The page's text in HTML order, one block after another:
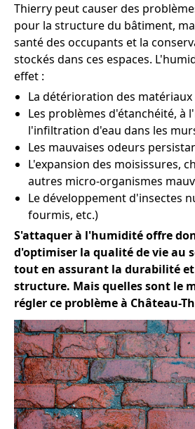
Thierry peut causer des
pour la structure du bâtiment,
santé des occupants et la
stockés dans ces espaces.
effet :
La détérioration des
Les problèmes d'étanchéité, à
l'infiltration d'eau dans les
Les mauvaises odeurs
L'expansion des moisissures,
autres micro-organismes
Le développement d'insectes
fourmis, etc.)
S'attaquer à l'humidité offre
d'optimiser la qualité de vie au
tout en assurant la durabilité
structure. Mais quelles sont le
régler ce problème à Château-